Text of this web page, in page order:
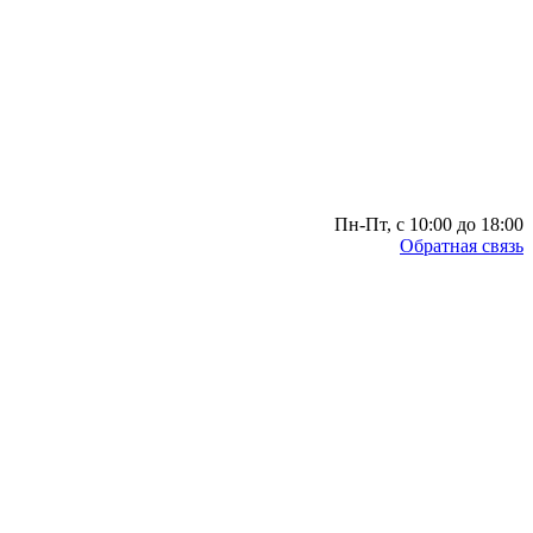
Пн-Пт, с 10:00 до 18:00
Обратная связь